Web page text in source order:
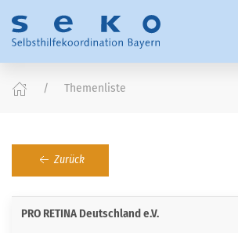
Themenliste
Zurück
PRO RETINA Deutschland e.V.